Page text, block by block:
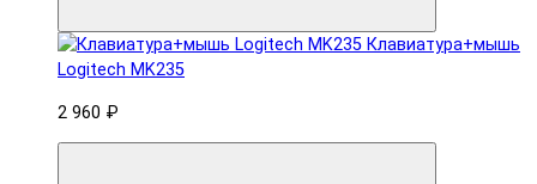
Клавиатура+мышь
Logitech MK235
2 960 ₽